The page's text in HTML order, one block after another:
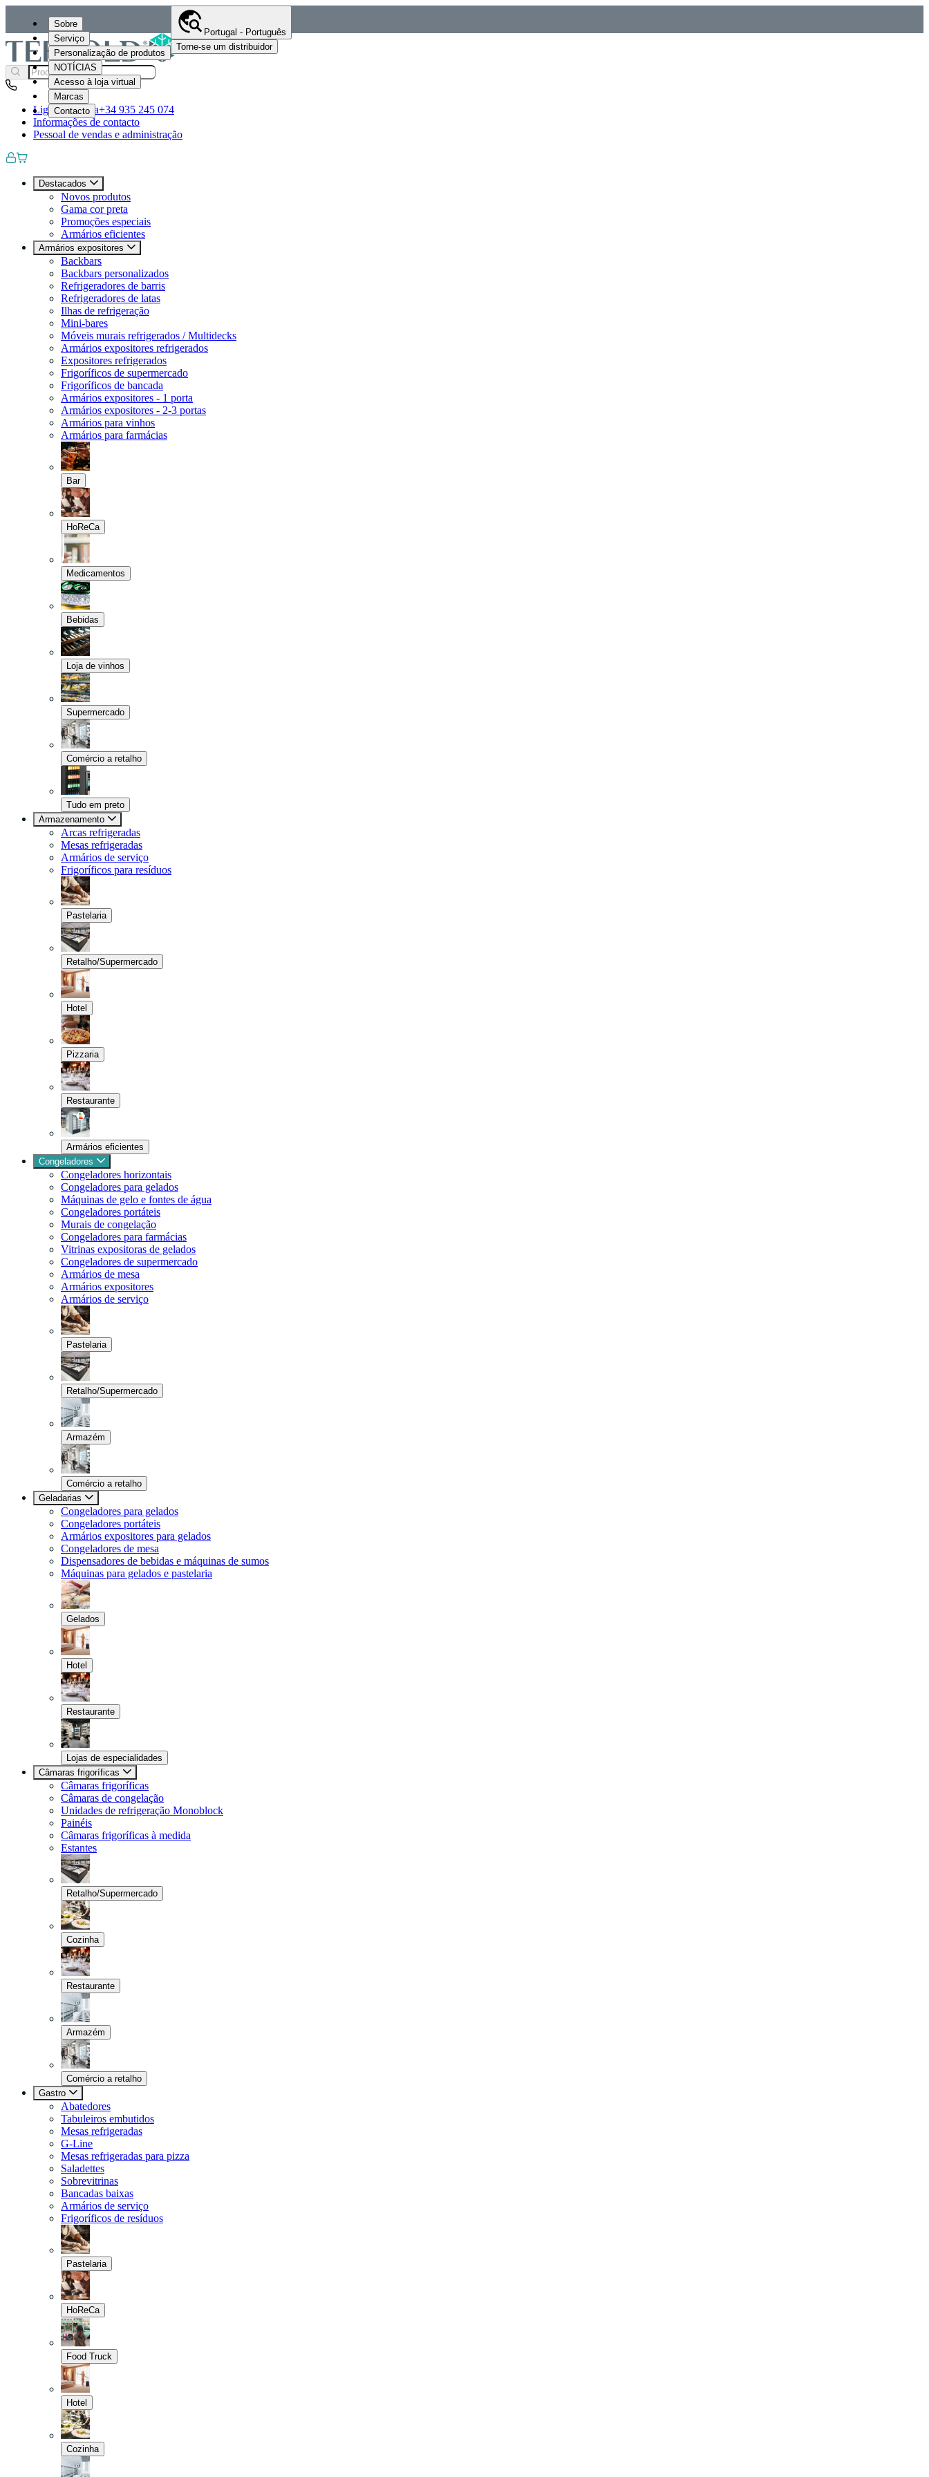
Sobre
Serviço
Personalização de produtos
NOTÍCIAS
Acesso à loja virtual
Marcas
Contacto
Portugal - Português
Torne-se um distribuidor
Ligue-nos para+34 935 245 074
Informações de contacto
Pessoal de vendas e administração
Destacados
Novos produtos
Gama cor preta
Promoções especiais
Armários eficientes
Armários expositores
Backbars
Backbars personalizados
Refrigeradores de barris
Refrigeradores de latas
Ilhas de refrigeração
Mini-bares
Móveis murais refrigerados / Multidecks
Armários expositores refrigerados
Expositores refrigerados
Frigoríficos de supermercado
Frigoríficos de bancada
Armários expositores - 1 porta
Armários expositores - 2-3 portas
Armários para vinhos
Armários para farmácias
Bar
HoReCa
Medicamentos
Bebidas
Loja de vinhos
Supermercado
Comércio a retalho
Tudo em preto
Armazenamento
Arcas refrigeradas
Mesas refrigeradas
Armários de serviço
Frigoríficos para resíduos
Pastelaria
Retalho/Supermercado
Hotel
Pizzaria
Restaurante
Armários eficientes
Congeladores
Congeladores horizontais
Congeladores para gelados
Máquinas de gelo e fontes de água
Congeladores portáteis
Murais de congelação
Congeladores para farmácias
Vitrinas expositoras de gelados
Congeladores de supermercado
Armários de mesa
Armários expositores
Armários de serviço
Pastelaria
Retalho/Supermercado
Armazém
Comércio a retalho
Geladarias
Congeladores para gelados
Congeladores portáteis
Armários expositores para gelados
Congeladores de mesa
Dispensadores de bebidas e máquinas de sumos
Máquinas para gelados e pastelaria
Gelados
Hotel
Restaurante
Lojas de especialidades
Câmaras frigoríficas
Câmaras frigoríficas
Câmaras de congelação
Unidades de refrigeração Monoblock
Painéis
Câmaras frigoríficas à medida
Estantes
Retalho/Supermercado
Cozinha
Restaurante
Armazém
Comércio a retalho
Gastro
Abatedores
Tabuleiros embutidos
Mesas refrigeradas
G-Line
Mesas refrigeradas para pizza
Saladettes
Sobrevitrinas
Bancadas baixas
Armários de serviço
Frigoríficos de resíduos
Pastelaria
HoReCa
Food Truck
Hotel
Cozinha